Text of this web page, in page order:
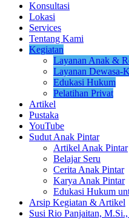
Konsultasi
Lokasi
Services
Tentang Kami
Kegiatan
Layanan Anak &
Layanan Dewasa-
Edukasi Hukum
Pelatihan Privat
Artikel
Pustaka
YouTube
Sudut Anak Pintar
Artikel Anak Pintar
Belajar Seru
Cerita Anak Pintar
Karya Anak Pintar
Edukasi Hukum
Arsip Kegiatan & Artikel
Susi Rio Panjaitan,